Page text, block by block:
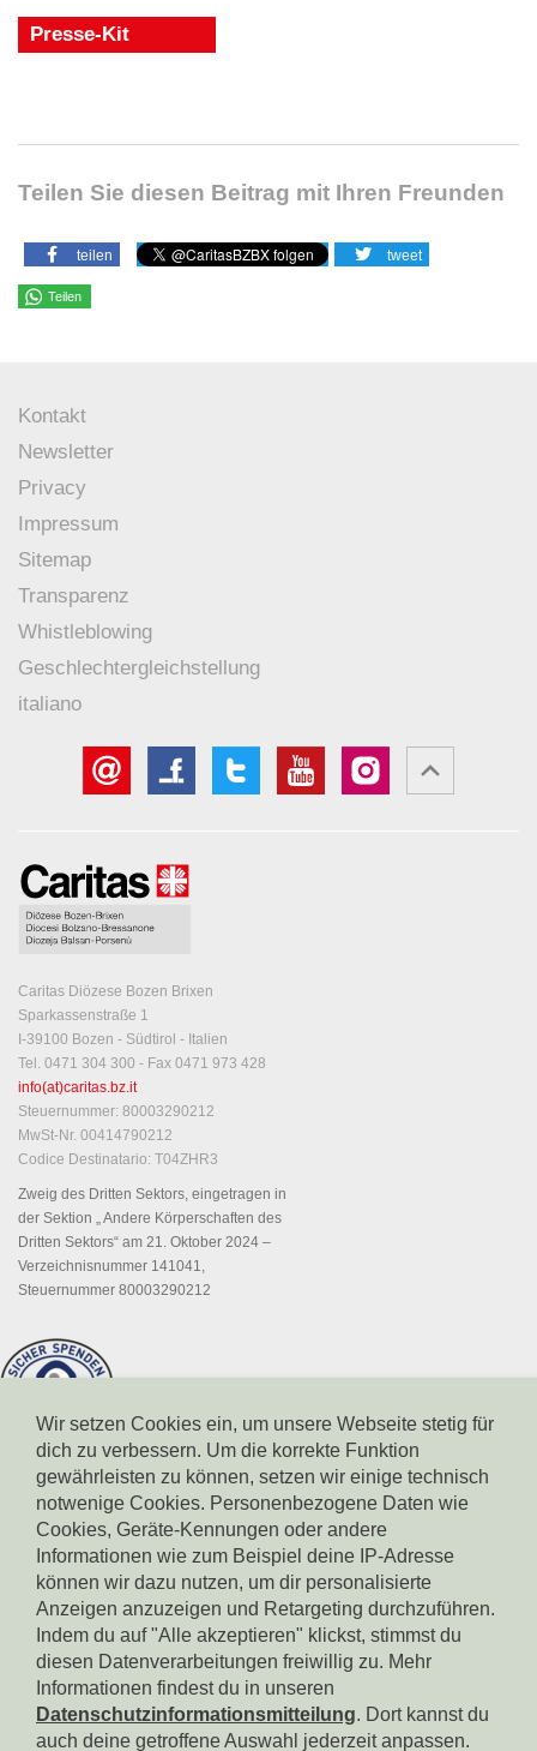
Presse-Kit
Teilen Sie diesen Beitrag mit Ihren Freunden
teilen tweet
Teilen
Kontakt
Newsletter
Privacy
Impressum
Sitemap
Transparenz
Whistleblowing
Geschlechtergleichstellung
italiano
Caritas Diözese Bozen Brixen
Sparkassenstraße 1
I-39100 Bozen - Südtirol - Italien
Tel. 0471 304 300 - Fax 0471 973 428
info(at)caritas.bz.it
Steuernummer: 80003290212
MwSt-Nr. 00414790212
Codice Destinatario: T04ZHR3
Zweig des Dritten Sektors, eingetragen in
der Sektion „ Andere Körperschaften des
Dritten Sektors“ am 21. Oktober 2024 –
Verzeichnisnummer 141041,
Steuernummer 80003290212
Spendenkonto Südtiroler Sparkasse
IBAN: IT17X0604511601000000110801
BIC: CRBZIT2B001
Spendenkonto Intesa Sanpaolo
IBAN: IT18B0306911619000006000065
BIC: BCITITMM
Wir setzen Cookies ein, um unsere Webseite stetig für
dich zu verbessern. Um die korrekte Funktion
gewährleisten zu können, setzen wir einige technisch
notwenige Cookies. Personenbezogene Daten wie
Cookies, Geräte-Kennungen oder andere
Informationen wie zum Beispiel deine IP-Adresse
können wir dazu nutzen, um dir personalisierte
Anzeigen anzuzeigen und Retargeting durchzuführen.
Indem du auf "Alle akzeptieren" klickst, stimmst du
diesen Datenverarbeitungen freiwillig zu. Mehr
Informationen findest du in unseren
Datenschutzinformationsmitteilung. Dort kannst du
auch deine getroffene Auswahl jederzeit anpassen.